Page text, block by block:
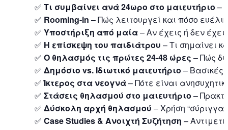
✅ Τι συμβαίνει ανά 24ωρο στο μαιευτήριο –
✅ Rooming-in – Πώς λειτουργεί και πόσο
✅ Υποστήριξη από μαία– Αν έχεις ή δεν
✅ Η επίσκεψη του παιδιάτρου – Τι σημαίνει
✅ Ο θηλασμός τις πρώτες 24-48 ώρες – Πώς
✅ Δημόσιο vs. Ιδιωτικό μαιευτήριο – Βασικές
✅Ίκτερος στα νεογνά– Πότε είναι
✅ Στάσεις θηλασμού στο μαιευτήριο –
✅ Δύσκολη αρχή θηλασμού – Χρήση
✅ Case Studies & Ανοιχτή Συζήτηση –